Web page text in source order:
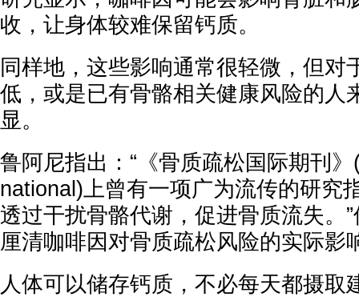
收，让身体较难保留钙质。
同样地，这些影响通常很轻微，但对
低，或是已有骨骼相关健康风险的人
显。
鲁阿尼指出：“《骨质疏松国际期刊
national)上曾有一项广为流传的研究
透过干扰骨骼代谢，促进骨质流失。
厘清咖啡因对骨质疏松风险的实际影
人体可以储存钙质，不必每天都摄取